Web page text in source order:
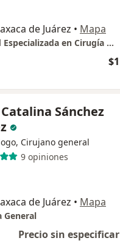
de Juárez • Mapa
VÁSQUEZ&GIRÓN Unidad Especializada en Cirugía General y Laparoscópica
$1
Sánchez
Cirujano general
9 opiniones
de Juárez • Mapa
General
Precio sin especificar